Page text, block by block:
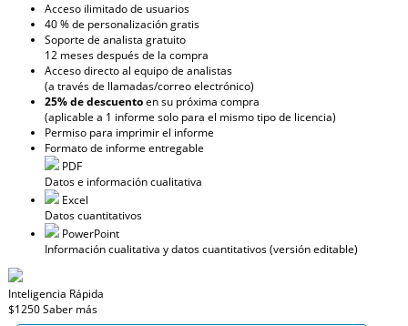
Acceso ilimitado de usuarios
40 % de personalización gratis
Soporte de analista gratuito
12 meses después de la compra
Acceso directo al equipo de analistas
(a través de llamadas/correo electrónico)
25% de descuentoen su próxima compra
(aplicable a 1 informe solo para el mismo tipo de licencia)
Permiso para imprimir el informe
Formato de informe entregable
PDF
Datos e información cualitativa
Excel
Datos cuantitativos
PowerPoint
Información cualitativa y datos cuantitativos (versión editable)
Inteligencia Rápida
$1250Saber más